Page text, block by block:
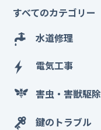
すべてのカテゴリー
水道修理
電気工事
害虫・害獣駆除
鍵のトラブル